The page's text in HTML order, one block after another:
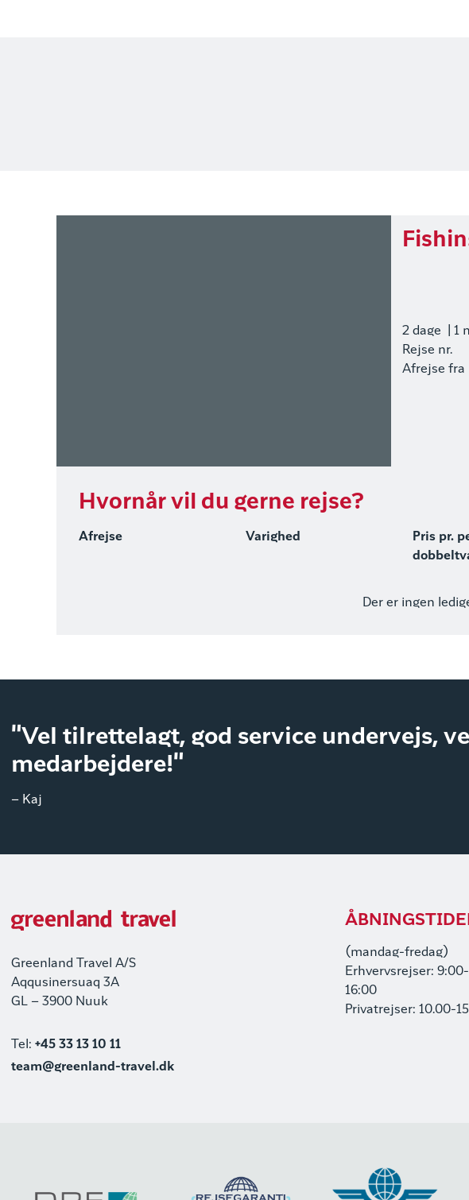
2 dage
| 1
Rejse nr.
Afrejse fra
Hvornår vil du gerne rejse?
Afrejse Varighed
Pris pr.
Der er ingen
"Vel tilrettelagt, god service undervejs,
medarbejdere!"
– Kaj
Greenland Travel A/S
Aqqusinersuaq 3A
GL – 3900 Nuuk
Tel: +45 33 13 10 11
team@greenland-travel.dk
(mandag-fredag)
Erhvervsrejser: 9:00-
16:00
Privatrejser: 10.00-